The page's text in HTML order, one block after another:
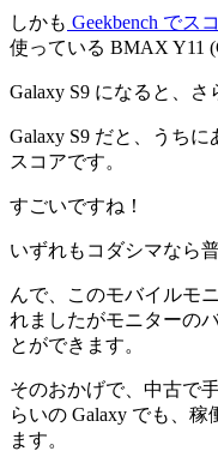
しかも Geekbench でス
使っている BMAX Y11
Galaxy S9 になると、さ
Galaxy S9 だと、うち
スコアです。
すごいですね！
いずれも コダシマなら
んで、このモバイルモ
れましたがモニターの
とができます。
そのおかげで、中古で
らいの Galaxy でも、
ます。